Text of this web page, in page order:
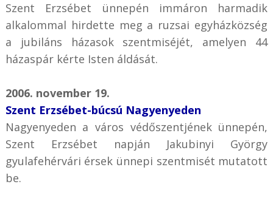
Szent Erzsébet ünnepén immáron harmadik
alkalommal hirdette meg a ruzsai egyházközség
a jubiláns házasok szentmiséjét, amelyen 44
házaspár kérte Isten áldását.
2006. november 19.
Szent Erzsébet-búcsú Nagyenyeden
Nagyenyeden a város védőszentjének ünnepén,
Szent Erzsébet napján Jakubinyi György
gyulafehérvári érsek ünnepi szentmisét mutatott
be.